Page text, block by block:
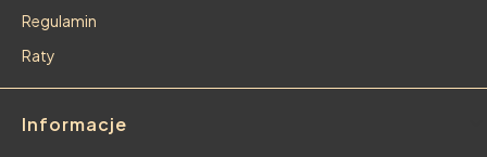
Regulamin
Raty
Informacje